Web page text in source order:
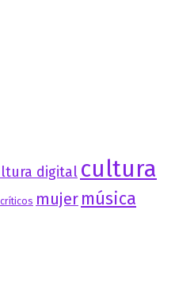
digital cultura
mujer música